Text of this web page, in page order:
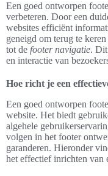
Een goed ontworpen
verbeteren. Door een
websites efficiënt
geneigd om terug te
tot de footer navigatie. Dit
en interactie van
Hoe richt je een
Een goed ontworpen
website. Het biedt
algehele
volgen in het footer
garanderen. Hieronder
het effectief inrichten van